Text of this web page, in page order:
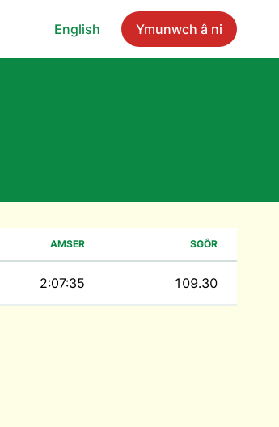
English Ymunwch â ni
AMSER SGÔR
2:07:35 109.30